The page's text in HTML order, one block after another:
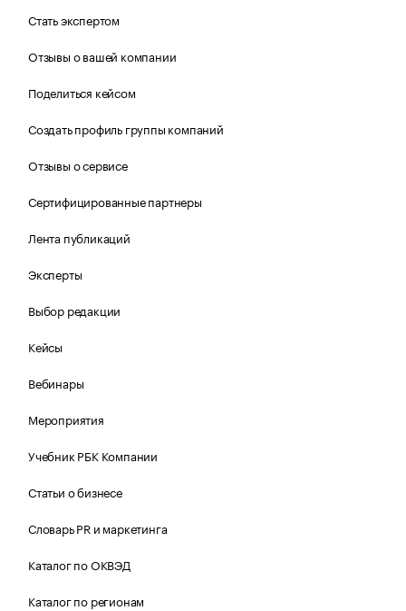
Стать экспертом
Отзывы о вашей компании
Поделиться кейсом
Создать профиль группы компаний
Отзывы о сервисе
Сертифицированные партнеры
Лента публикаций
Эксперты
Выбор редакции
Кейсы
Вебинары
Мероприятия
Учебник РБК Компании
Статьи о бизнесе
Словарь PR и маркетинга
Каталог по ОКВЭД
Каталог по регионам